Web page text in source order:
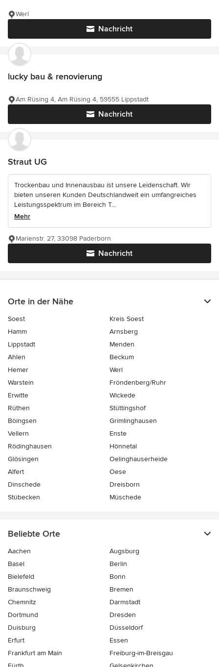
Nachricht
Werl
lucky bau & renovierung
Nachricht
Am Rüsing 4, Am Rüsing 4, 59555 Lippstadt
Straut UG
Trockenbau und Innenausbau ist unsere Leidenschaft. Wir
bieten unseren Kunden Deutschlandweit ein umfangreiches
Leistungsspektrum im Bereich T...
Mehr
Nachricht
Marienstr. 27, 33098 Paderborn
Orte in der Nähe
Soest
Kreis Soest
Hamm
Arnsberg
Lippstadt
Menden
Ahlen
Beckum
Hemer
Werl
Warstein
Fröndenberg/Ruhr
Erwitte
Wickede
Rüthen
Stüttingshof
Böingsen
Grimlinghausen
Vellern
Enste
Rödinghausen
Hönnetal
Glösingen
Oelinghauserheide
Alfert
Oese
Dinschede
Dreisborn
Stübecken
Müschede
Beliebte Orte
Aachen
Augsburg
Basel
Berlin
Bielefeld
Bonn
Braunschweig
Bremen
Chemnitz
Darmstadt
Dortmund
Dresden
Duisburg
Düsseldorf
Erfurt
Essen
Frankfurt am Main
Freiburg-im-Breisgau